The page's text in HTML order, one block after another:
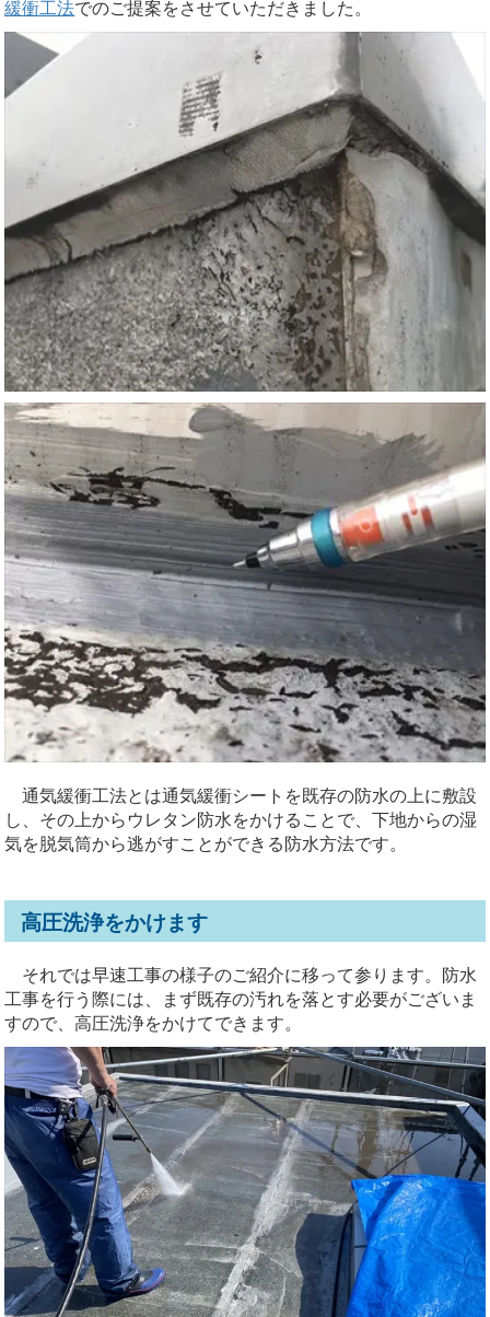
緩衝工法でのご提案をさせていただきました。
通気緩衝工法とは通気緩衝シートを既存の防水の上に敷設
し、その上からウレタン防水をかけることで、下地からの湿
気を脱気筒から逃がすことができる防水方法です。
高圧洗浄をかけます
それでは早速工事の様子のご紹介に移って参ります。防水
工事を行う際には、まず既存の汚れを落とす必要がございま
すので、高圧洗浄をかけてできます。